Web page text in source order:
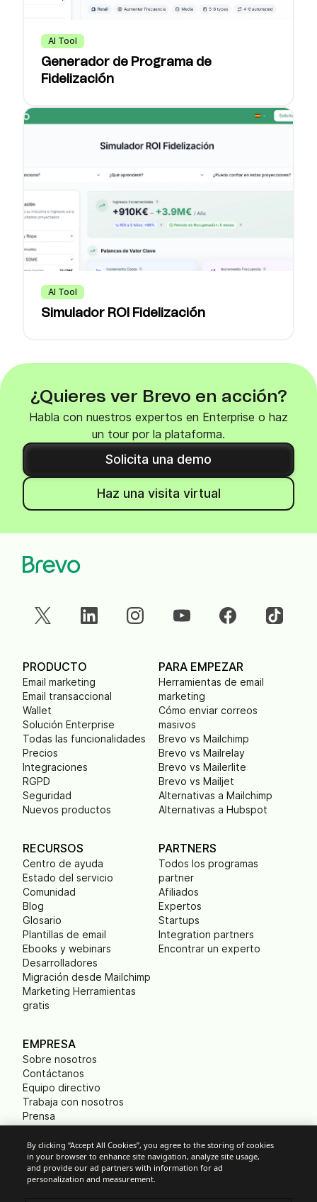
AI Tool
Generador de Programa de
Fidelización
AI Tool
Simulador ROI Fidelización
¿Quieres ver Brevo en acción?
Habla con nuestros expertos en Enterprise o haz
un tour por la plataforma.
Solicita una demo
Haz una visita virtual
PRODUCTO
Email marketing
Email transaccional
Wallet
Solución Enterprise
Todas las funcionalidades
Precios
Integraciones
RGPD
Seguridad
Nuevos productos
PARA EMPEZAR
Herramientas de email
marketing
Cómo enviar correos
masivos
Brevo vs Mailchimp
Brevo vs Mailrelay
Brevo vs Mailerlite
Brevo vs Mailjet
Alternativas a Mailchimp
Alternativas a Hubspot
RECURSOS
Centro de ayuda
Estado del servicio
Comunidad
Blog
Glosario
Plantillas de email
Ebooks y webinars
Desarrolladores
Migración desde Mailchimp
Marketing Herramientas
gratis
PARTNERS
Todos los programas
partner
Afiliados
Expertos
Startups
Integration partners
Encontrar un experto
EMPRESA
Sobre nosotros
Contáctanos
Equipo directivo
Trabaja con nosotros
Prensa
Huella ecológica
By clicking “Accept All Cookies”, you agree to the storing of cookies
in your browser to enhance site navigation, analyze site usage,
and provide our ad partners with information for ad
personalization and measurement.